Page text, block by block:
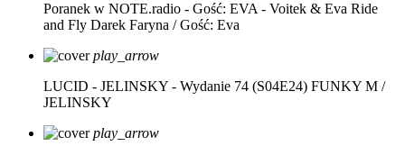
Poranek w NOTE.radio - Gość: EVA - Voitek & Eva Ride
and Fly Darek Faryna / Gość: Eva
play_arrow
LUCID - JELINSKY - Wydanie 74 (S04E24) FUNKY M /
JELINSKY
play_arrow